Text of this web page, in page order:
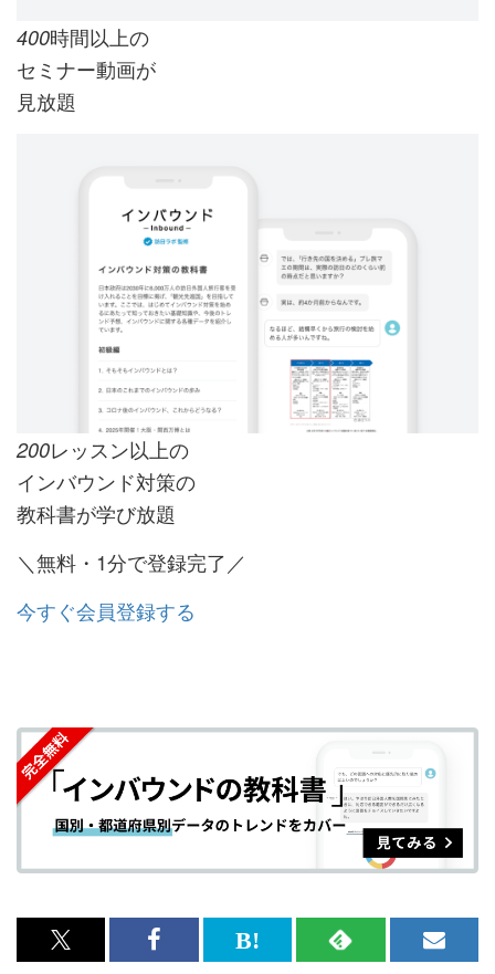
400時間以上の
セミナー動画が
見放題
200レッスン以上の
インバウンド対策の
教科書が学び放題
＼無料・1分で登録完了／
今すぐ会員登録する
x<br>
Facebook<br>
は
RSS
メ